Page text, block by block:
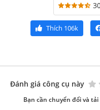
Thích 106k
Đánh giá công cụ này
Bạn cần chuyển đổi và